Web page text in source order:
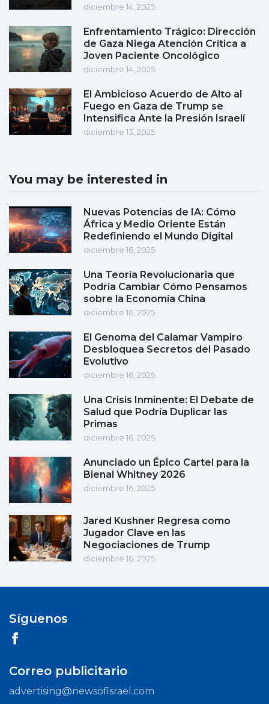
diciembre 14, 2025
Enfrentamiento Trágico: Dirección
de Gaza Niega Atención Crítica a
Joven Paciente Oncológico
diciembre 14, 2025
El Ambicioso Acuerdo de Alto al
Fuego en Gaza de Trump se
Intensifica Ante la Presión Israelí
diciembre 13, 2025
You may be interested in
Nuevas Potencias de IA: Cómo
África y Medio Oriente Están
Redefiniendo el Mundo Digital
diciembre 16, 2025
Una Teoría Revolucionaria que
Podría Cambiar Cómo Pensamos
sobre la Economía China
diciembre 16, 2025
El Genoma del Calamar Vampiro
Desbloquea Secretos del Pasado
Evolutivo
diciembre 16, 2025
Una Crisis Inminente: El Debate de
Salud que Podría Duplicar las
Primas
diciembre 16, 2025
Anunciado un Épico Cartel para la
Bienal Whitney 2026
diciembre 16, 2025
Jared Kushner Regresa como
Jugador Clave en las
Negociaciones de Trump
diciembre 16, 2025
Síguenos
Correo publicitario
advertising@newsofisrael.com